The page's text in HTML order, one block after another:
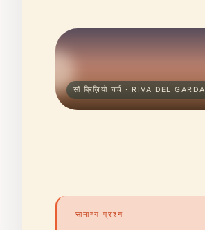
सां ब्रिज़ियो चर्च · RIVA DEL GARDA
सामान्य प्रश्न